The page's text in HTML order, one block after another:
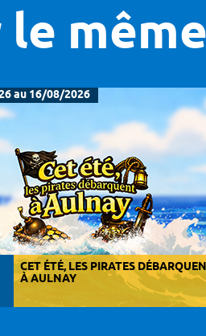
le
au 16/08/2026
CET ÉTÉ, LES PIRATES
À AULNAY